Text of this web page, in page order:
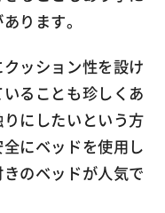
ります。
ッション性を設け
ることも珍しくあ
にしたいという方
にベッドを使用し
のベッドが人気で